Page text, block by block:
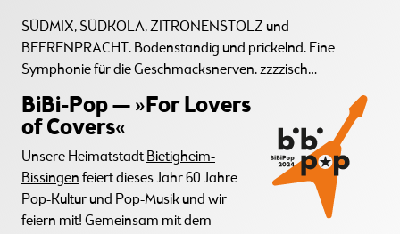
SÜDMIX, SÜDKOLA, ZITRONENSTOLZ und
BEERENPRACHT. Bodenständig und prickelnd. Eine
Symphonie für die Geschmacksnerven. zzzzisch…
BiBi-Pop — »For Lovers
of Covers«
Unsere Heimatstadt Bietigheim-
Bissingen feiert dieses Jahr 60 Jahre
Pop-Kultur und Pop-Musik und wir
feiern mit! Gemeinsam mit dem